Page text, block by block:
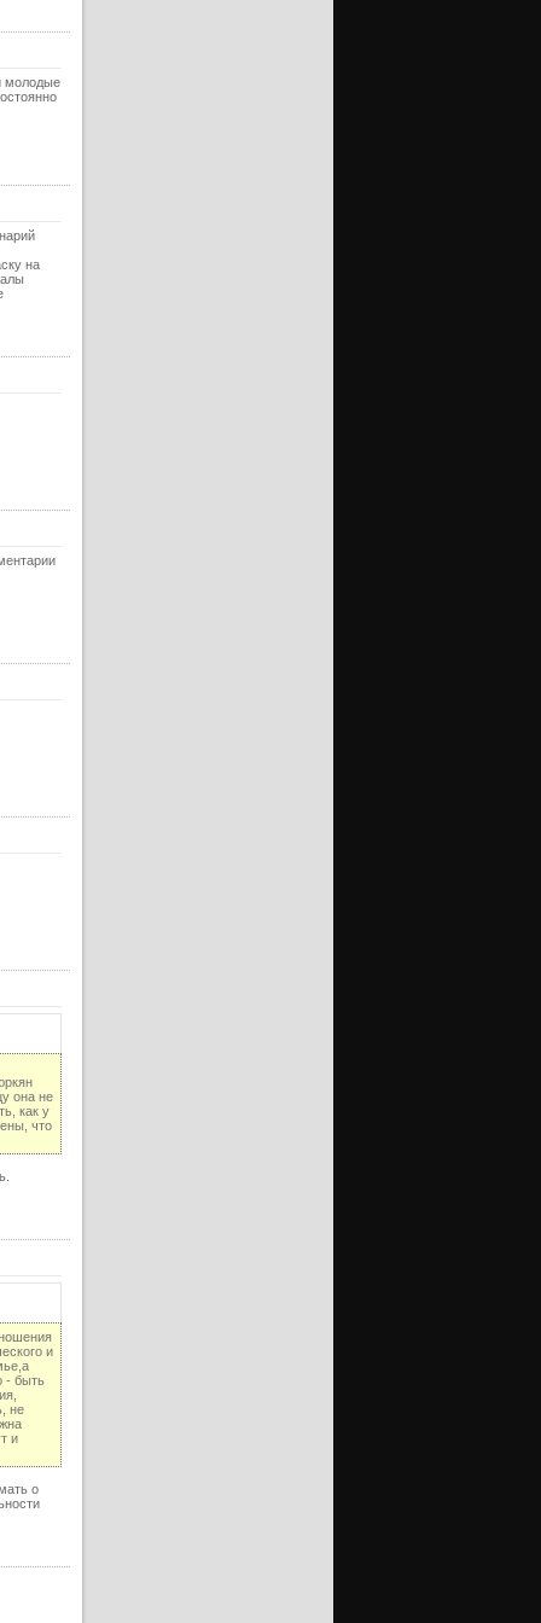
молодые
на
она не
как у
что
и
- быть
не
и
о